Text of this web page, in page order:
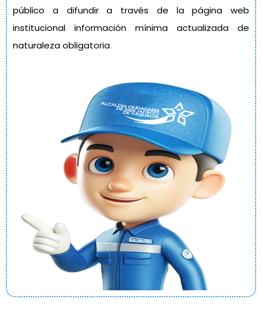
público a difundir a través de la página web
institucional información mínima actualizada de
naturaleza obligatoria.